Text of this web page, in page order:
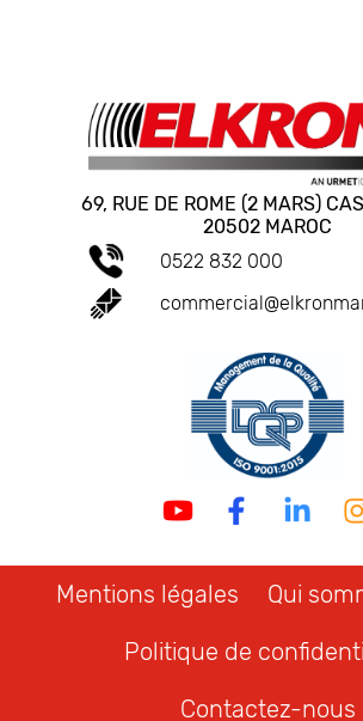
69, RUE DE ROME (2 MARS)
20502 MAROC
0522 832 000
Mentions légales
Qui
Politique de
Contactez-nous